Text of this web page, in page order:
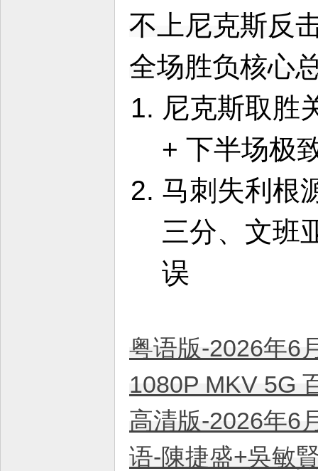
不上尼克斯反
全场胜负核心
尼克斯取胜
+ 下半场极
马刺失利根
三分、文班
误
粤语版-2026年6
1080P MKV 5G
高清版-2026年6
语-陳捷盛+吳敏